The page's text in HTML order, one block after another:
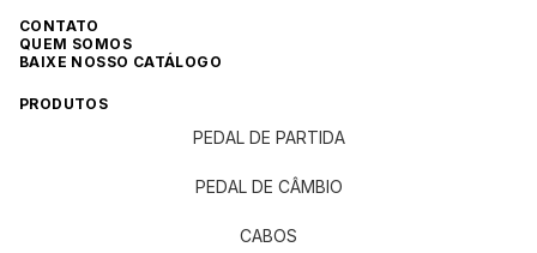
PRODUTOS
PEDAL DE PARTIDA
PEDAL DE CÂMBIO
CABOS
CONTATO
QUEM SOMOS
BAIXE NOSSO CATÁLOGO